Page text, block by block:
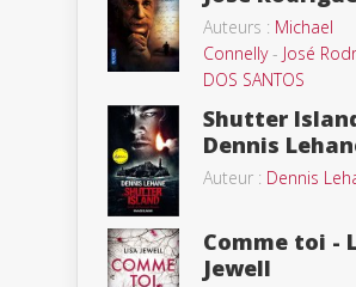
Auteurs : Michael
Connelly- José
DOS SANTOS
Shutter
Dennis
Auteur : Dennis
Comme toi -
Jewell